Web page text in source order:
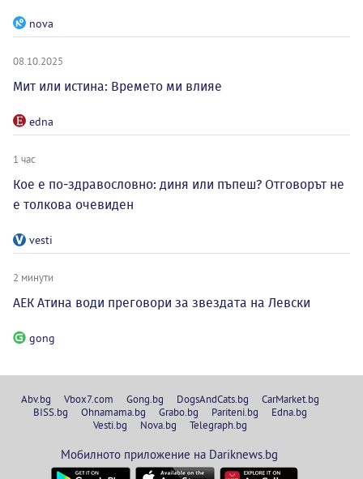
nova
08.10.2025
Мит или истина: Времето ми влияе
edna
1 час
Кое е по-здравословно: диня или пъпеш? Отговорът не
е толкова очевиден
vesti
2 минути
АЕК Атина води преговори за звездата на Левски
gong
Abv.bg Vbox7.com Gong.bg DogsAndCats.bg
CarMarket.bg
BISS.bg
Ohnamama.bg Grabo.bg Pariteni.bg
Edna.bg
Vesti.bg
Nova.bg Telegraph.bg
Мобилното приложение на Dariknews.bg